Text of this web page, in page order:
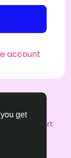
get
account
Us
Support